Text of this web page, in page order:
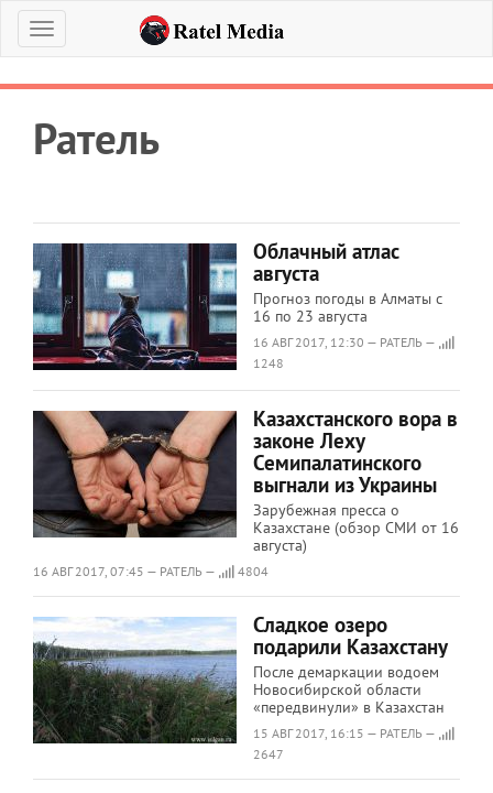
Меню
Ратель
Облачный атлас
августа
Прогноз погоды в Алматы с
16 по 23 августа
16 АВГ 2017, 12:30 — РАТЕЛЬ —
1248
Казахстанского вора в
законе Леху
Семипалатинского
выгнали из Украины
Зарубежная пресса о
Казахстане (обзор СМИ от 16
августа)
16 АВГ 2017, 07:45 — РАТЕЛЬ — 4804
Сладкое озеро
подарили Казахстану
После демаркации водоем
Новосибирской области
«передвинули» в Казахстан
15 АВГ 2017, 16:15 — РАТЕЛЬ —
2647